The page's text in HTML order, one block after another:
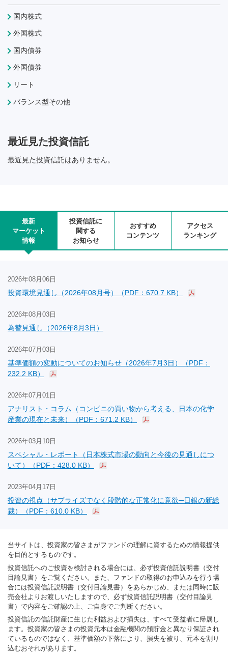
国内株式
外国株式
国内債券
外国債券
リート
バランス型その他
最近見た投資信託
最近見た投資信託はありません。
最新
マーケット
情報
投資信託に
関する
お知らせ
おすすめ
コンテンツ
アクセス
ランキング
2026年08月06日
投資環境見通し（2026年08月号）（PDF：670.7 KB）
2026年08月03日
為替見通し（2026年8月3日）
2026年07月03日
基準価額の変動についてのお知らせ（2026年7月3日）（PDF：
232.2 KB）
2026年07月01日
アナリスト・コラム（コンビニの買い物から考える、日本の化学
産業の現在と未来）（PDF：671.2 KB）
2026年03月10日
スペシャル・レポート（日本株式市場の動向と今後の見通しにつ
いて）（PDF：428.0 KB）
2023年04月17日
投資の視点（サプライズでなく段階的な正常化に意欲─日銀の新総
裁）（PDF：610.0 KB）
当サイトは、投資家の皆さまがファンドの理解に資するための情報提供
を目的とするものです。
投資信託へのご投資を検討される場合には、必ず投資信託説明書（交付
目論見書）をご覧ください。また、ファンドの取得のお申込みを行う場
合には投資信託説明書（交付目論見書）をあらかじめ、または同時に販
売会社よりお渡しいたしますので、必ず投資信託説明書（交付目論見
書）で内容をご確認の上、ご自身でご判断ください。
投資信託の信託財産に生じた利益および損失は、すべて受益者に帰属し
ます。投資家の皆さまの投資元本は金融機関の預貯金と異なり保証され
ているものではなく、基準価額の下落により、損失を被り、元本を割り
込むおそれがあります。